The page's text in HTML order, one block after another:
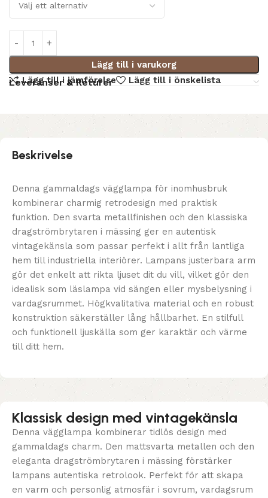
Lägg till i varukorg
Lägg till i jämförelse
Lägg till i önskelista
Leveranser & Returer
Beskrivelse
Denna gammaldags vägglampa för inomhusbruk
kombinerar charmig retrodesign med praktisk
funktion. Den svarta metallfinishen och den klassiska
dragströmbrytaren i mässing ger en autentisk
vintagekänsla som passar perfekt i allt från lantliga
hem till industriella interiörer. Lampans justerbara arm
gör det enkelt att rikta ljuset dit du vill, vilket gör den
idealisk som läslampa vid sängen eller mysbelysning i
vardagsrummet. Högkvalitativa material och en robust
konstruktion säkerställer lång hållbarhet. En stilfull
och funktionell ljuskälla som ger karaktär och värme
till ditt hem.
Klassisk design med vintagekänsla
Denna vägglampa kombinerar tidlös design med
gammaldags charm. Den mattsvarta metallen och den
eleganta dragströmbrytaren i mässing förstärker
lampans autentiska retrolook. Perfekt för att skapa
en varm och personlig atmosfär i sovrum, vardagsrum